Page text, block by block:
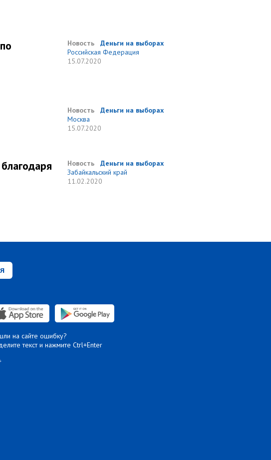
Новость
Деньги на выборах
Российская Федерация
15.07.2020
Новость
Деньги на выборах
Москва
15.07.2020
Новость
Деньги на выборах
Забайкальский край
11.02.2020
на сайте ошибку?
текст и нажмите Ctrl+Enter